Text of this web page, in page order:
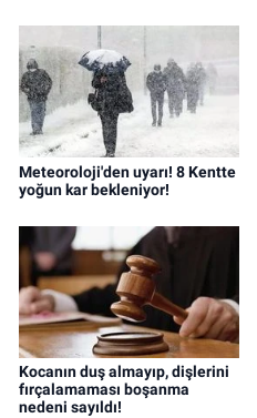
Meteoroloji'den uyarı! 8 Kentte
yoğun kar bekleniyor!
Kocanın duş almayıp, dişlerini
fırçalamaması boşanma
nedeni sayıldı!